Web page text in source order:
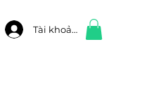
Tài khoản